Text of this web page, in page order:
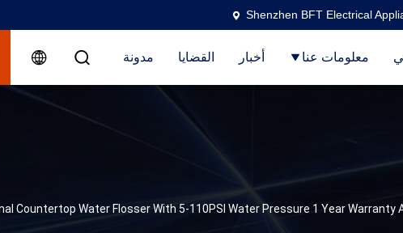
Shenzhen BFT Electrical
معلومات عنا أخبار القضايا مدونة
Countertop Water Flosser With 5-110PSI Water Pressure 1 Year Warranty